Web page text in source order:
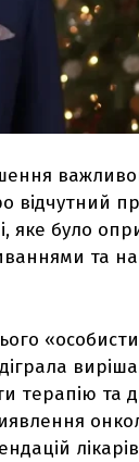
відчутний
яке було
та
терапію та